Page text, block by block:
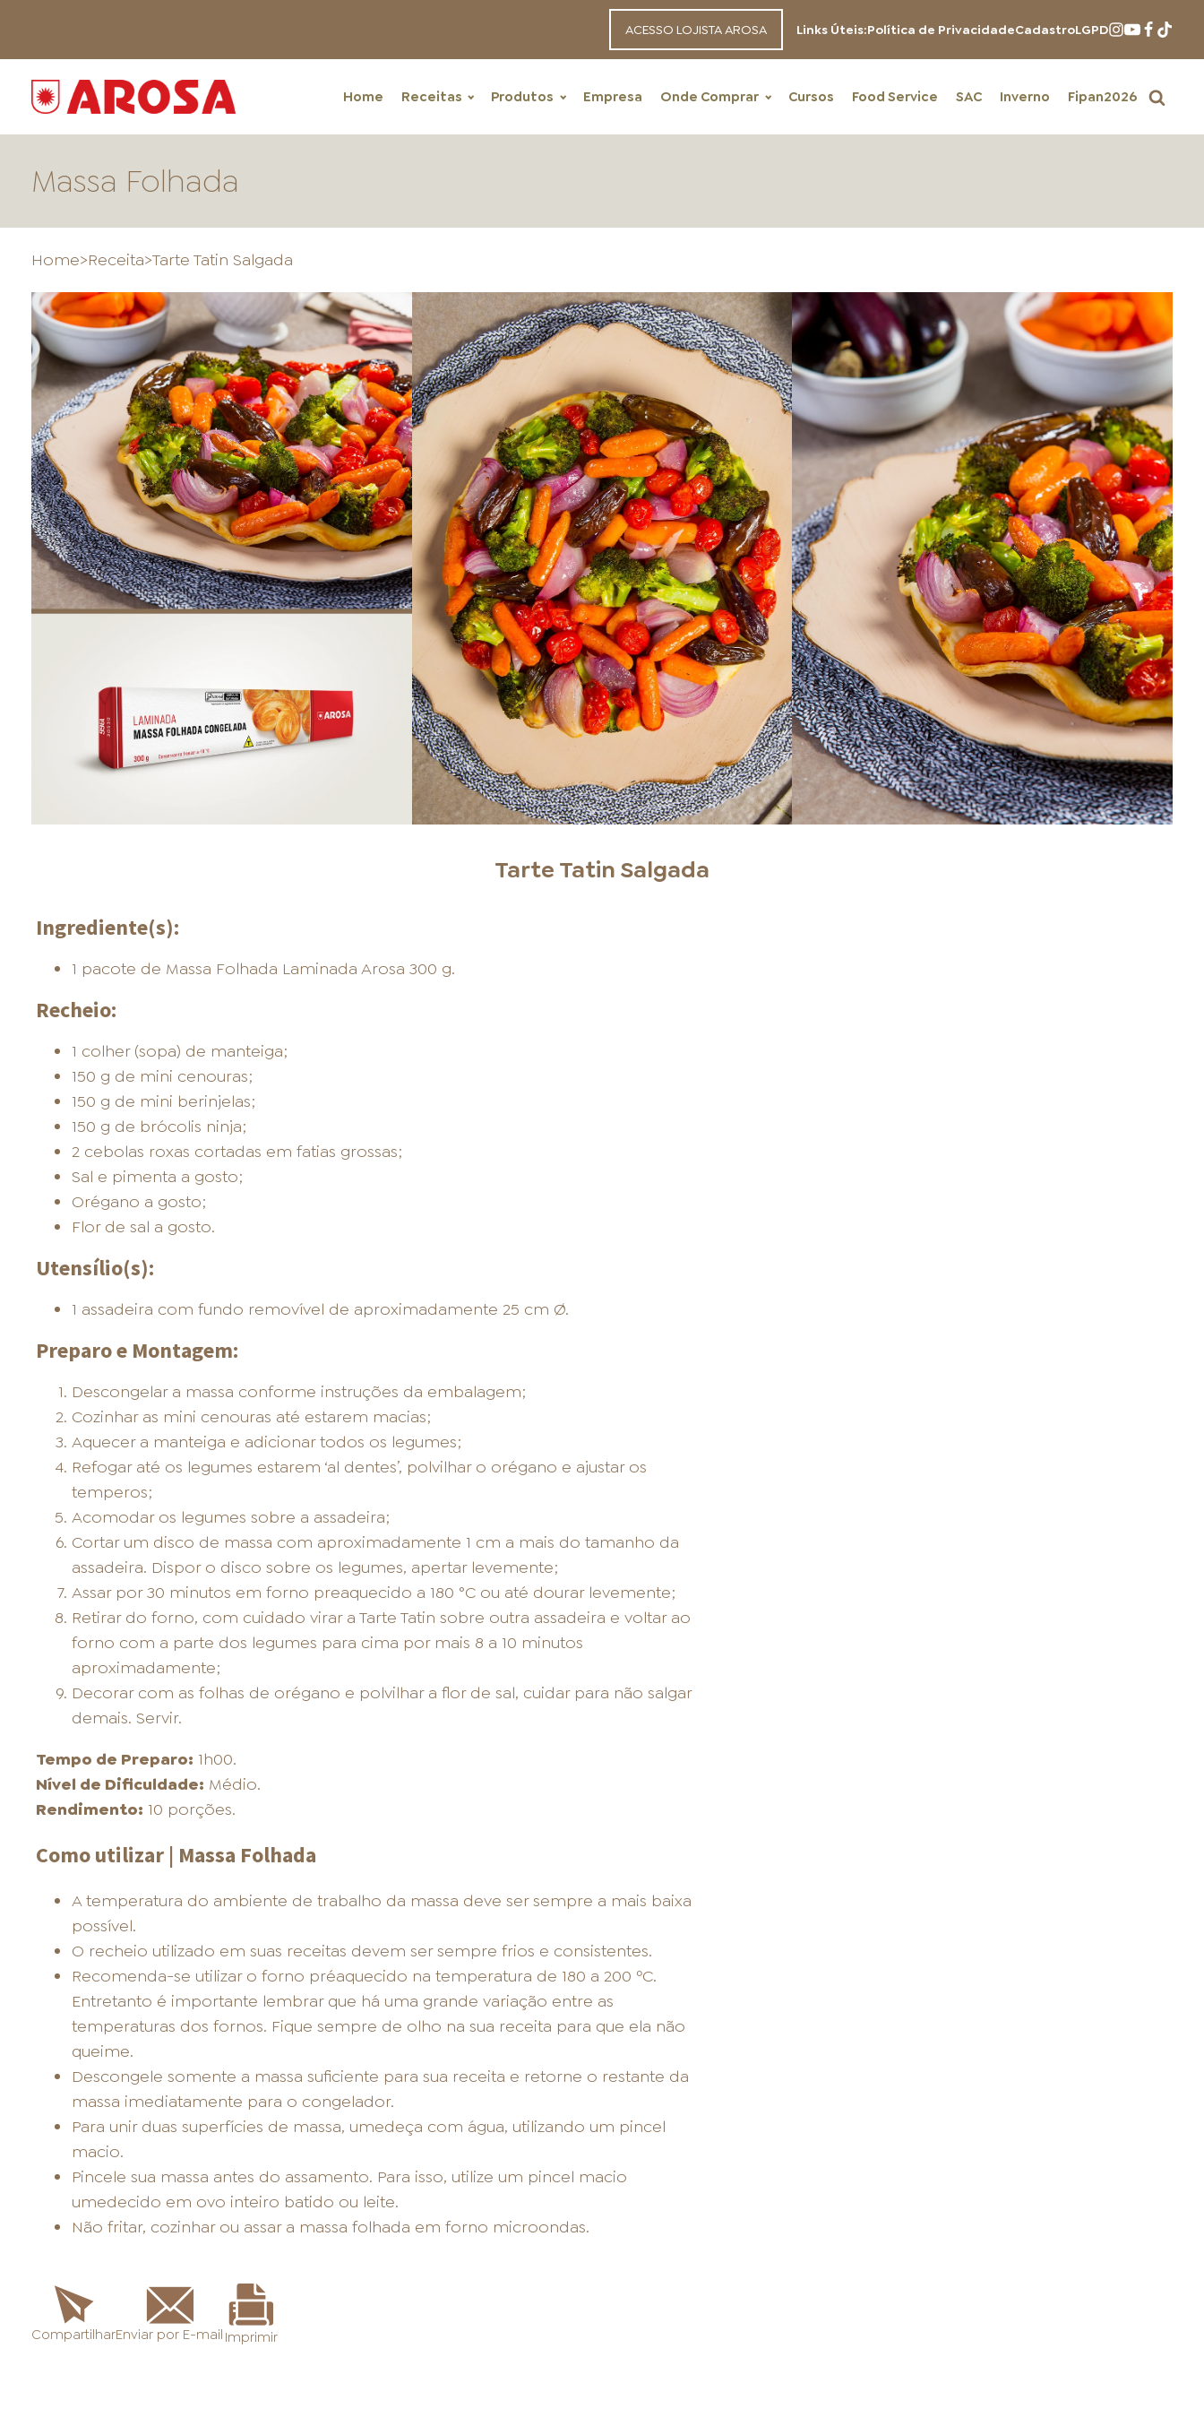
ACESSO LOJISTA AROSA Links Úteis:Política de PrivacidadeCadastroLGPD
Home Receitas Produtos Empresa Onde Comprar Cursos Food Service SAC Inverno Fipan2026
HOME
ONDE COMPRAR LOJAS AROSA DISTRIBUIDORES E REPRESENTANTES
FOOD SERVICE EMPRESA AGENDA DE CURSOS
INVERNO SAC ACESSO PARA PARCEIROS
Massa Folhada
Home>Receita>Tarte Tatin Salgada
Tarte Tatin Salgada
Ingrediente(s):
1 pacote de Massa Folhada Laminada Arosa 300 g.
Recheio:
1 colher (sopa) de manteiga;
150 g de mini cenouras;
150 g de mini berinjelas;
150 g de brócolis ninja;
2 cebolas roxas cortadas em fatias grossas;
Sal e pimenta a gosto;
Orégano a gosto;
Flor de sal a gosto.
Utensílio(s):
1 assadeira com fundo removível de aproximadamente 25 cm Ø.
Preparo e Montagem:
Descongelar a massa conforme instruções da embalagem;
Cozinhar as mini cenouras até estarem macias;
Aquecer a manteiga e adicionar todos os legumes;
Refogar até os legumes estarem ‘al dentes’, polvilhar o orégano e ajustar os
temperos;
Acomodar os legumes sobre a assadeira;
Cortar um disco de massa com aproximadamente 1 cm a mais do tamanho da
assadeira. Dispor o disco sobre os legumes, apertar levemente;
Assar por 30 minutos em forno preaquecido a 180 °C ou até dourar levemente;
Retirar do forno, com cuidado virar a Tarte Tatin sobre outra assadeira e voltar ao
forno com a parte dos legumes para cima por mais 8 a 10 minutos
aproximadamente;
Decorar com as folhas de orégano e polvilhar a flor de sal, cuidar para não salgar
demais. Servir.
Tempo de Preparo: 1h00.
Nível de Dificuldade: Médio.
Rendimento: 10 porções.
Como utilizar | Massa Folhada
A temperatura do ambiente de trabalho da massa deve ser sempre a mais baixa
possível.
O recheio utilizado em suas receitas devem ser sempre frios e consistentes.
Recomenda-se utilizar o forno préaquecido na temperatura de 180 a 200 ºC.
Entretanto é importante lembrar que há uma grande variação entre as
temperaturas dos fornos. Fique sempre de olho na sua receita para que ela não
queime.
Descongele somente a massa suficiente para sua receita e retorne o restante da
massa imediatamente para o congelador.
Para unir duas superfícies de massa, umedeça com água, utilizando um pincel
macio.
Pincele sua massa antes do assamento. Para isso, utilize um pincel macio
umedecido em ovo inteiro batido ou leite.
Não fritar, cozinhar ou assar a massa folhada em forno microondas.
CompartilharEnviar por E-mail Imprimir